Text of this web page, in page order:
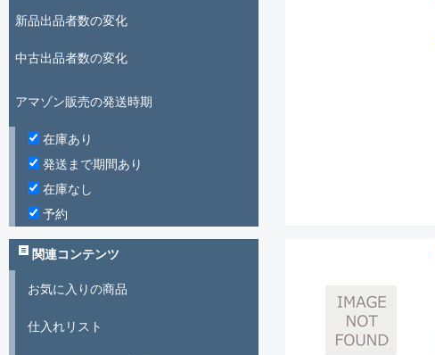
新品出品者数の変化
中古出品者数の変化
アマゾン販売の発送時期
在庫あり
発送まで期間あり
在庫なし
予約
関連コンテンツ
お気に入りの商品
仕入れリスト